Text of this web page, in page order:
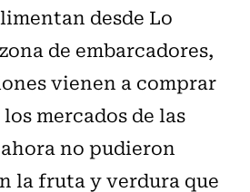
desde Lo
de embarcadores,
vienen a comprar
mercados de las
no pudieron
la fruta y verdura que